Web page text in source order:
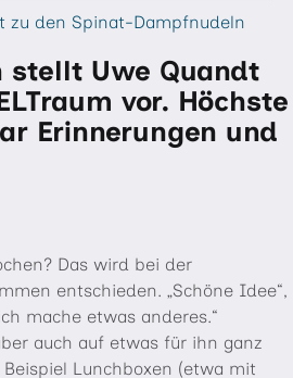
zu den Spinat-Dampfnudeln
stellt Uwe Quandt
vor. Höchste
Erinnerungen und
Das wird bei der
entschieden. „Schöne Idee“,
mache etwas anderes.“
auch auf etwas für ihn ganz
Lunchboxen (etwa mit